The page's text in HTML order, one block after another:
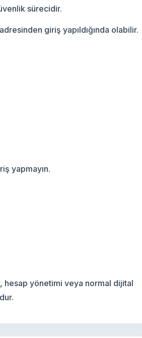
sürecidir.
giriş yapıldığında olabilir.
yapmayın.
hesap yönetimi veya normal dijital